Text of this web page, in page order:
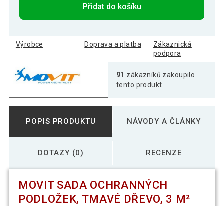
Přidat do košíku
Výrobce Doprava a platba
Zákaznická
podpora
91 zákazníků zakoupilo
tento produkt
POPIS PRODUKTU NÁVODY A ČLÁNKY
DOTAZY (0) RECENZE
MOVIT SADA OCHRANNÝCH
PODLOŽEK, TMAVÉ DŘEVO, 3 M²